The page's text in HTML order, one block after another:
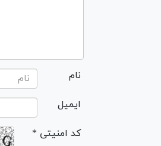
نام
ایمیل
* کد امنیتی